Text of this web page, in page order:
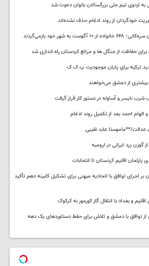
اردوی تیم ملی بزرگسالان بانوان دعوت شد
خودگردان از روند ادغام حذف نشده‌اند
به شهر خود بازمی‌گردند
ترکیه برای پایان موجودیت پ.ک.ک
بیشتری از دمشق می‌خواهند
نایسر و آساوله در دستور کار قرار گرفت
الهام احمد بعد از تکمیل روند ادغام
**ماموستا عابد نقیبی
گوزن زرد ایرانی در ارومیه
پارلمان اقلیم کردستان تا انتخابات
اجرای توافق با اتحادیه میهنی برای تشکیل کابینه دهم تأکید
و بغداد با انتقال گاز کورمور به کرکوک
توافق با دمشق و تلاش برای حفظ دستاوردهای یک دهه